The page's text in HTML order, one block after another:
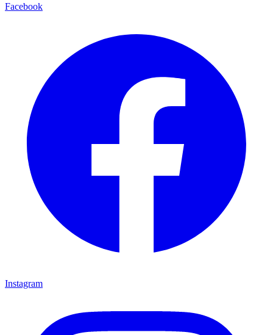
Facebook
Instagram